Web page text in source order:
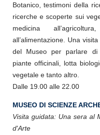
Botanico, testimoni della
ricerche e scoperte sui
medicina
all’alimentazione. Una
del Museo per parlare di
piante officinali, lotta
vegetale e tanto altro.
Dalle 19.00 alle 22.00
MUSEO DI SCIENZE
Visita guidata: Una sera al
d'Arte